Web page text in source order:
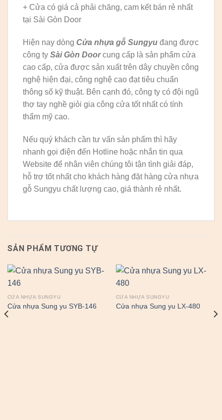
+ Cửa có giá cả phải chăng, cam kết bán rẻ nhất
tại Sài Gòn Door
Hiện nay dòng Cửa nhựa gỗ Sungyu đang được
công ty Sài Gòn Doorcung cấp là sản phẩm cửa
cao cấp, cửa được sản xuất trên dây chuyền công
nghệ hiện đại, công nghệ cao đạt tiêu chuẩn
thông số kỹ thuật. Bên cạnh đó, công ty có đội ngũ
thợ tay nghề giỏi gia công cửa tốt nhất có tính
thẩm mỹ cao.
Nếu quý khách cần tư vấn sản phẩm thì hãy
nhanh gọi điện đến Hotline hoặc nhắn tin qua
Website để nhân viên chúng tôi tận tình giải đáp,
hỗ trợ tốt nhất cho khách hàng đặt hàng cửa nhựa
gỗ Sungyu chất lượng cao, giá thành rẻ nhất.
SẢN PHẨM TƯƠNG TỰ
CỬA NHỰA SUNGYU
Cửa nhựa Sung yu SYB-146
CỬA NHỰA SUNGYU
Cửa nhựa Sung yu LX-480